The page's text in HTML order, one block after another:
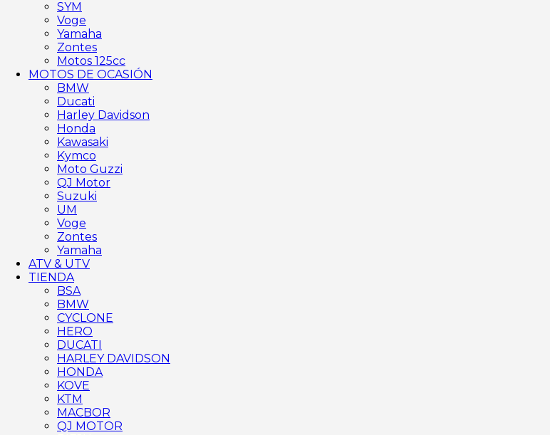
SYM
Voge
Yamaha
Zontes
Motos 125cc
MOTOS DE OCASIÓN
BMW
Ducati
Harley Davidson
Honda
Kawasaki
Kymco
Moto Guzzi
QJ Motor
Suzuki
UM
Voge
Zontes
Yamaha
ATV & UTV
TIENDA
BSA
BMW
CYCLONE
HERO
DUCATI
HARLEY DAVIDSON
HONDA
KOVE
KTM
MACBOR
QJ MOTOR